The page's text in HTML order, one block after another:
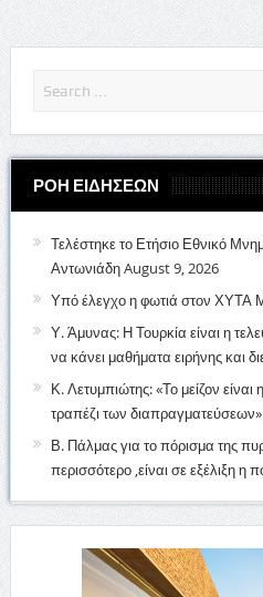
ΡΟΗ ΕΙΔΗΣΕΩΝ
Τελέστηκε το Ετήσιο Εθνικό
ΑντωνιάδηAugust 9, 2026
Υπό έλεγχο η φωτιά στον ΧΥΤΑ
Υ. Άμυνας: Η Τουρκία είναι η
να κάνει μαθήματα ειρήνης και
Κ. Λετυμπιώτης: «Το μείζον
τραπέζι των διαπραγματεύσεων»
Β. Πάλμας για το πόρισμα της
περισσότερο ,είναι σε εξέλιξη η